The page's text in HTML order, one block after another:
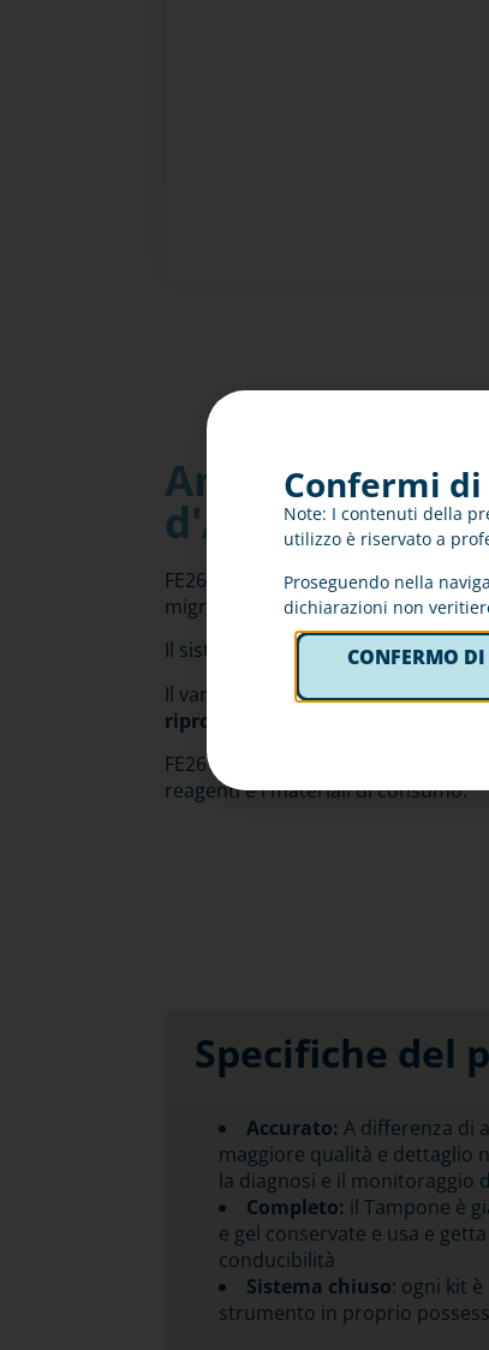
Analizzatore
d'Agarosio
FE26 è il nuovo strumento per
migrazione sono completamente
Il sistema di lavaggio e
Il vantaggio dell’utilizzo del Gel
riproducibilità
FE26 ha una capacità di
reagenti e i materiali di consumo.
Specifiche del
Accurato: A differenza di
maggiore qualità e dettaglio
la diagnosi e il monitoraggio
Completo: il Tampone è
e gel conservate e usa e
conducibilità
Sistema chiuso: ogni kit
strumento in proprio
Confermi
Note: I contenuti della
utilizzo è riservato a
Proseguendo nella
dichiarazioni non
CONFERMO DI